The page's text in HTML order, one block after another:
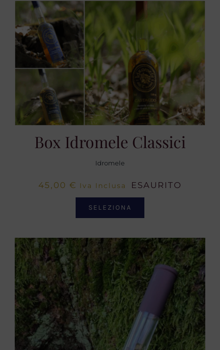
Box Idromele Classici
Idromele
45,00 € Iva Inclusa ESAURITO
SELEZIONA